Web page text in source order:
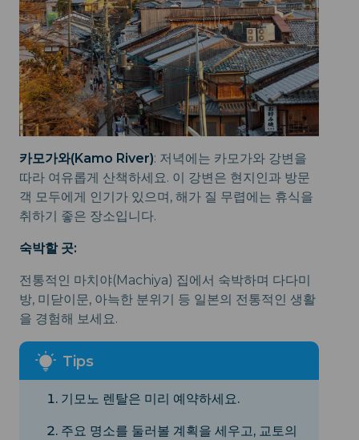
카모가와(Kamo River): 저녁에는 카모가와 강변을
따라 여유롭게 산책하세요. 이 강변은 현지인과 방문
객 모두에게 인기가 있으며, 해가 질 무렵에는 휴식을
취하기 좋은 장소입니다.
숙박할 곳:
전통적인 마치야(Machiya) 집에서 숙박하며 다다미
방, 미닫이문, 아늑한 분위기 등 일본의 전통적인 생활
을 경험해 보세요.
기모노 렌탈은 미리 예약하세요.
주요 명소를 둘러볼 계획을 세우고, 교토의